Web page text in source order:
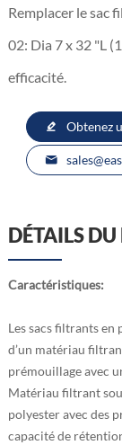
Remplacer le sac
02: Dia 7 x 32 "L
efficacité.
Obtenez
DÉTAILS
Caractéristiques:
Les sacs filtrants
d’un matériau
prémouillage avec
Matériau filtrant
polyester avec des
capacité de